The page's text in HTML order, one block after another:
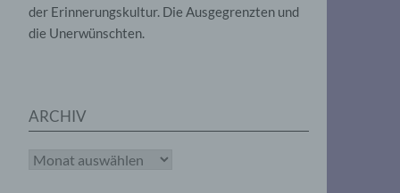
der Erinnerungskultur. Die Ausgegrenzten und
die Unerwünschten.
ARCHIV
Archiv